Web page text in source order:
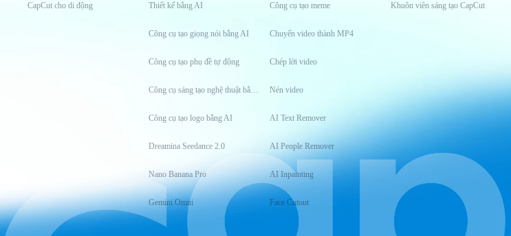
CapCut cho di động Thiết kế bằng AI
Công cụ tạo giọng nói bằng AI
Công cụ tạo phụ đề tự động
Công cụ sáng tạo nghệ thuật bằng AI
Công cụ tạo logo bằng AI
Dreamina Seedance 2.0
Nano Banana Pro
Gemini Omni
Công cụ tạo meme
Chuyển video thành MP4
Chép lời video
Nén video
AI Text Remover
AI People Remover
AI Inpainting
Face Cutout
Khuôn viên sáng tạo CapCut